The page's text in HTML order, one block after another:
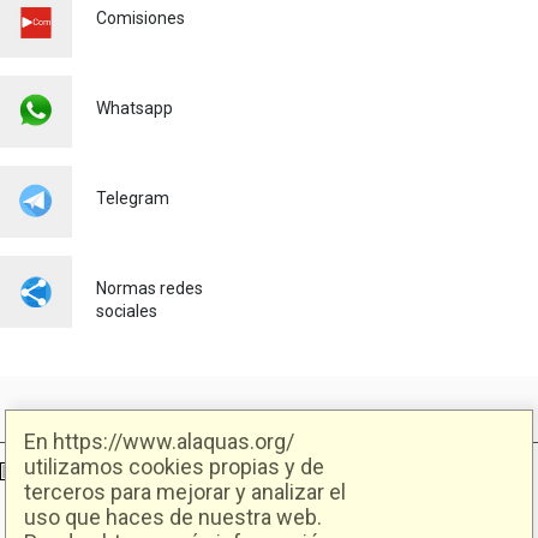
En https://www.alaquas.org/
utilizamos cookies propias y de
terceros para mejorar y analizar el
uso que haces de nuestra web.
SERVICIOS URBANOS
Comisiones
Whatsapp
Telegram
Normas redes
sociales
Ajuntament d'Alaquàs Creative Commons